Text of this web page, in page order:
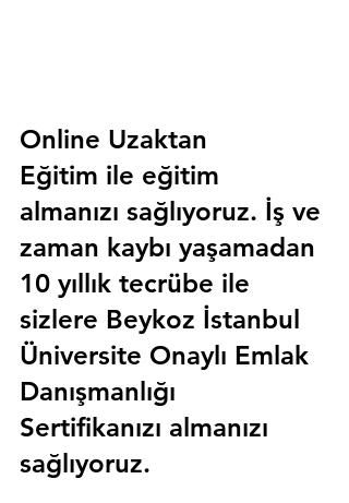
Online Uzaktan
Eğitim ile eğitim
almanızı sağlıyoruz. İş ve
zaman kaybı yaşamadan
10 yıllık tecrübe ile
sizlere Beykoz İstanbul
Üniversite Onaylı Emlak
Danışmanlığı
Sertifikanızı almanızı
sağlıyoruz.